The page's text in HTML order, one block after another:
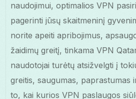
naudojimui, optimalios VPN
pagerinti jūsų skaitmeninį
norite apeiti apribojimus,
žaidimų greitį, tinkama VPN
naudotojai turėtų atsižvelgti į
greitis, saugumas, paprastumas
to, kai kurios VPN paslaugos